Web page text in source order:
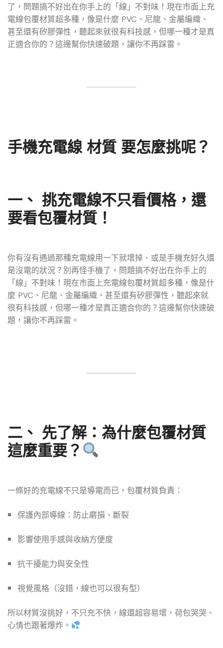
了，問題搞不好出在你手上的「線」不對味！現在市面上充
電線包覆材質超多種，像是什麼 PVC、尼龍、金屬編織、
甚至還有矽膠彈性，聽起來就很有科技感，但哪一種才是真
正適合你的？這邊幫你快速破題，讓你不再踩雷。
手機充電線 材質 要怎麼挑呢？
一、 挑充電線不只看價格，還
要看包覆材質！
你有沒有遇過那種充電線用一下就壞掉、或是手機充好久還
是沒電的狀況？別再怪手機了，問題搞不好出在你手上的
「線」不對味！現在市面上充電線包覆材質超多種，像是什
麼 PVC、尼龍、金屬編織、甚至還有矽膠彈性，聽起來就
很有科技感，但哪一種才是真正適合你的？這邊幫你快速破
題，讓你不再踩雷。
二、 先了解：為什麼包覆材質
這麼重要？
一條好的充電線不只是導電而已，包覆材質負責：
保護內部導線：防止磨損、斷裂
影響使用手感與收納方便度
抗干擾能力與安全性
視覺風格（沒錯，線也可以很有型）
所以材質沒挑好，不只充不快，線還超容易壞，荷包哭哭、
心情也跟著爆炸。